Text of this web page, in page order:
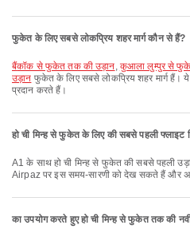
फुकेत के लिए सबसे लोकप्रिय शहर मार्ग कौन से हैं?
बैंकॉक से फुकेत तक की उड़ान, कुआला लुम्पुर से
उड़ान फुकेत के लिए सबसे लोकप्रिय शहर मार्ग हैं।
प्रदान करते हैं।
हो ची मिन्ह से फुकेत के लिए की सबसे पहली फ्लाइट
A1 के साथ हो ची मिन्ह से फुकेत की सबसे पहली उड़ान 08:50 बजे प्रस्थान करती है। आप
Airpaz पर इस समय-सारणी को देख सकते हैं और
का उपयोग करते हुए हो ची मिन्ह से फुकेत तक की